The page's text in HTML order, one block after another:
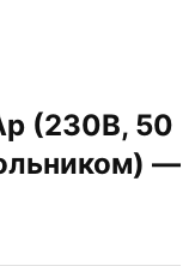
(230В, 50
—